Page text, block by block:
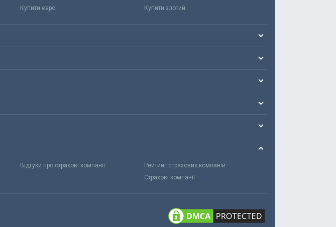
Купити євро Купити злотий
Відгуки про страхові компанії
Рейтинг страхових компаній
Страхові компанії